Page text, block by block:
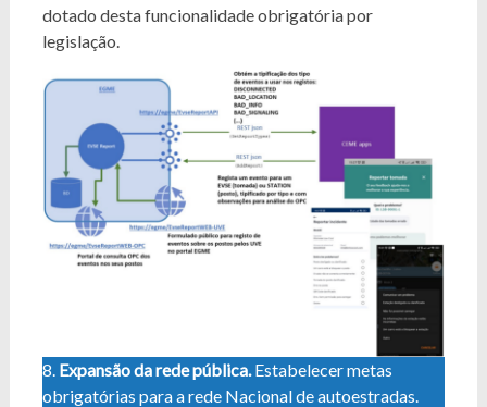
dotado desta funcionalidade obrigatória por
legislação.
8. Expansão da rede pública.Estabelecer metas
obrigatórias para a rede Nacional de autoestradas.